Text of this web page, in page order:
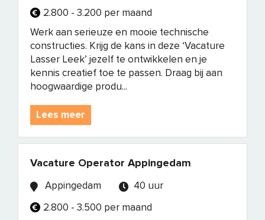
2.800 - 3.200 per maand
Werk aan serieuze en mooie technische
constructies. Krijg de kans in deze ‘Vacature
Lasser Leek’ jezelf te ontwikkelen en je
kennis creatief toe te passen. Draag bij aan
hoogwaardige produ...
Lees meer
Vacature Operator Appingedam
Appingedam
40 uur
2.800 - 3.500 per maand